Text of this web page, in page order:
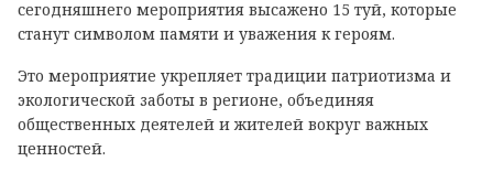
сегодняшнего мероприятия высажено 15 туй, которые
станут символом памяти и уважения к героям.
Это мероприятие укрепляет традиции патриотизма и
экологической заботы в регионе, объединяя
общественных деятелей и жителей вокруг важных
ценностей.